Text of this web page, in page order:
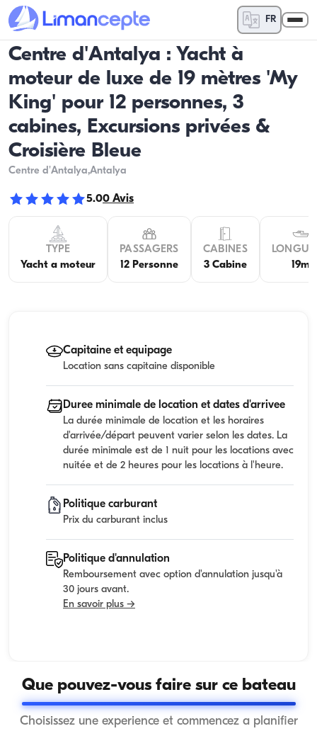
FR
Centre d'Antalya : Yacht à
moteur de luxe de 19 mètres 'My
King' pour 12 personnes, 3
cabines, Excursions privées &
Croisière Bleue
Centre d'Antalya,Antalya
5.00 Avis
TYPE
Yacht a moteur
PASSAGERS
12 Personne
CABINES
3 Cabine
19m
Capitaine et equipage
Location sans capitaine disponible
Duree minimale de location et dates d'arrivee
La durée minimale de location et les horaires
d'arrivée/départ peuvent varier selon les dates. La
durée minimale est de 1 nuit pour les locations avec
nuitée et de 2 heures pour les locations à l'heure.
Politique carburant
Prix du carburant inclus
Politique d'annulation
Remboursement avec option d'annulation jusqu'à
30 jours avant.
En savoir plus →
Que pouvez-vous faire sur ce bateau
Choisissez une experience et commencez a planifier